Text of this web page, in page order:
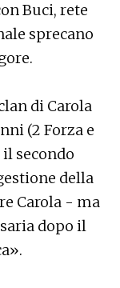
Buci, rete
sprecano
di Carola
(2 Forza e
secondo
della
Carola - ma
dopo il